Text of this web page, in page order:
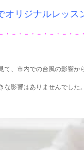
リジナルレッス
・－・－・－・－・－・－
て、市内での台風の影響か
影響はありませんでした。